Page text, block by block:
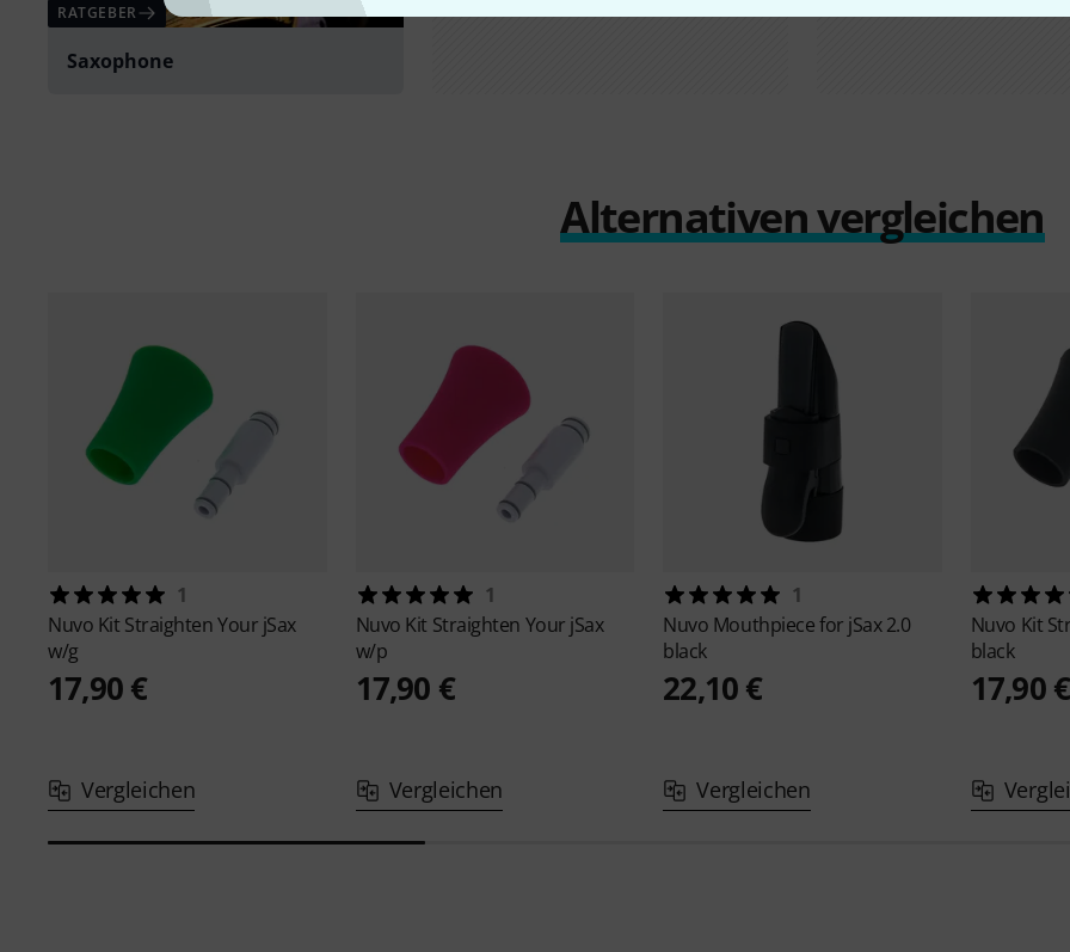
RATGEBER
Saxophone
Alternativen vergleichen
1
Nuvo Kit Straighten Your jSax
w/g
17,90 €
Vergleichen
1
Nuvo Kit Straighten Your jSax
w/p
17,90 €
Vergleichen
1
Nuvo Mouthpiece for jSax 2.0
black
22,10 €
Vergleichen
Nuvo Kit
black
17,90 €